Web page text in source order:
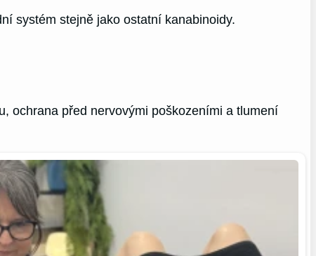
systém stejně jako ostatní kanabinoidy.
ochrana před nervovými poškozeními a tlumení